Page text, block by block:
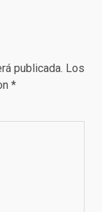
publicada. Los
*